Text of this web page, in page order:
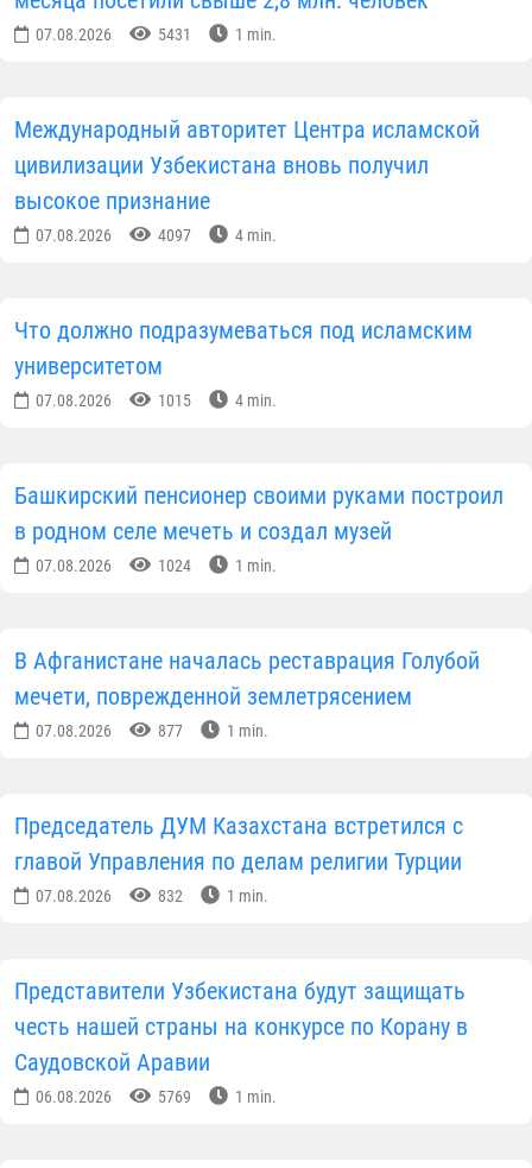
07.08.2026 5431 1 min.
Международный авторитет Центра исламской
цивилизации Узбекистана вновь получил
высокое признание
07.08.2026 4097 4 min.
Что должно подразумеваться под исламским
университетом
07.08.2026 1015 4 min.
Башкирский пенсионер своими руками построил
в родном селе мечеть и создал музей
07.08.2026 1024 1 min.
В Афганистане началась реставрация Голубой
мечети, поврежденной землетрясением
07.08.2026 877 1 min.
Председатель ДУМ Казахстана встретился с
главой Управления по делам религии Турции
07.08.2026 832 1 min.
Представители Узбекистана будут защищать
честь нашей страны на конкурсе по Корану в
Саудовской Аравии
06.08.2026 5769 1 min.